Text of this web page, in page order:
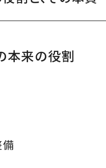
本来の役割
備